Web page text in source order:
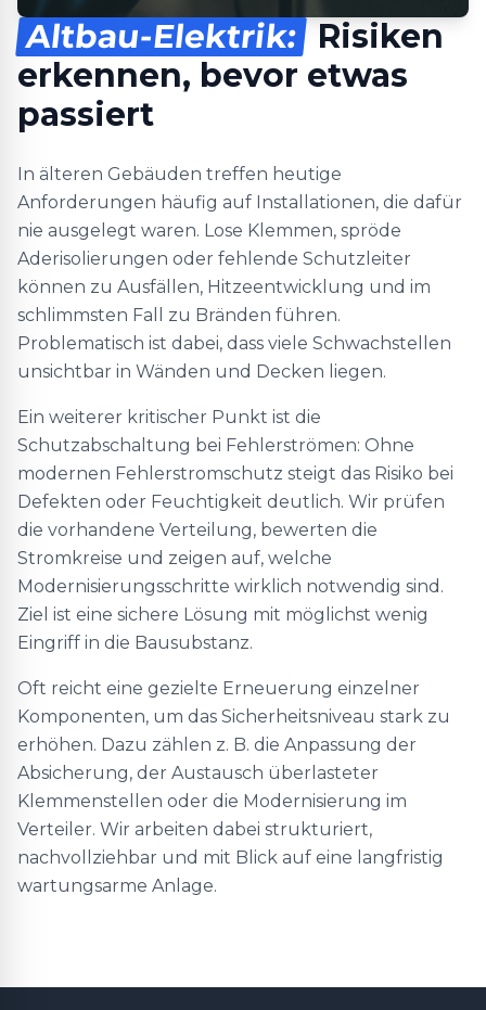
Altbau-Elektrik: Risiken
erkennen, bevor etwas
passiert
In älteren Gebäuden treffen heutige
Anforderungen häufig auf Installationen, die dafür
nie ausgelegt waren. Lose Klemmen, spröde
Aderisolierungen oder fehlende Schutzleiter
können zu Ausfällen, Hitzeentwicklung und im
schlimmsten Fall zu Bränden führen.
Problematisch ist dabei, dass viele Schwachstellen
unsichtbar in Wänden und Decken liegen.
Ein weiterer kritischer Punkt ist die
Schutzabschaltung bei Fehlerströmen: Ohne
modernen Fehlerstromschutz steigt das Risiko bei
Defekten oder Feuchtigkeit deutlich. Wir prüfen
die vorhandene Verteilung, bewerten die
Stromkreise und zeigen auf, welche
Modernisierungsschritte wirklich notwendig sind.
Ziel ist eine sichere Lösung mit möglichst wenig
Eingriff in die Bausubstanz.
Oft reicht eine gezielte Erneuerung einzelner
Komponenten, um das Sicherheitsniveau stark zu
erhöhen. Dazu zählen z. B. die Anpassung der
Absicherung, der Austausch überlasteter
Klemmenstellen oder die Modernisierung im
Verteiler. Wir arbeiten dabei strukturiert,
nachvollziehbar und mit Blick auf eine langfristig
wartungsarme Anlage.